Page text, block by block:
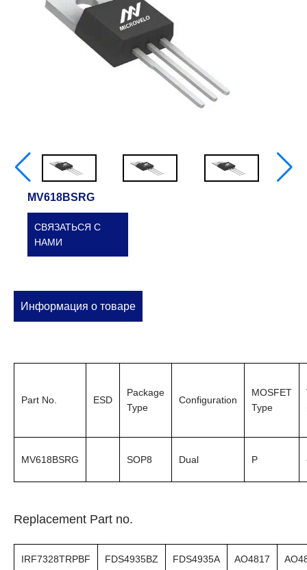
MV618BSRG
СВЯЗАТЬСЯ С
НАМИ
Информация о товаре
Part No. ESD
Package
Type
Configuration
MOSFET
Type
MV618BSRG SOP8 Dual P
Replacement Part no.
IRF7328TRPBF FDS4935BZ FDS4935A AO4817